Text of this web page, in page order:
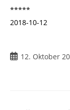
*****
2018-10-12
12. Oktober